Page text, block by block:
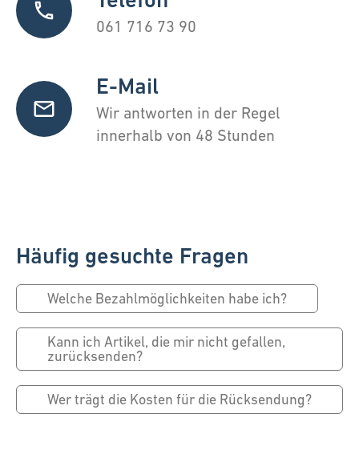
061 716 73 90
E-Mail
Wir antworten in der Regel
innerhalb von 48 Stunden
Häufig gesuchte Fragen
Welche Bezahlmöglichkeiten habe ich?
Kann ich Artikel, die mir nicht gefallen,
zurücksenden?
Wer trägt die Kosten für die Rücksendung?